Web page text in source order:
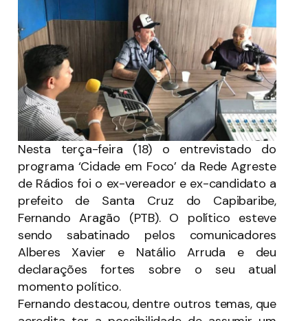
Nesta terça-feira (18) o entrevistado do
programa ‘Cidade em Foco’ da Rede Agreste
de Rádios foi o ex-vereador e ex-candidato a
prefeito de Santa Cruz do Capibaribe,
Fernando Aragão (PTB). O político esteve
sendo sabatinado pelos comunicadores
Alberes Xavier e Natálio Arruda e deu
declarações fortes sobre o seu atual
momento político.
Fernando destacou, dentre outros temas, que